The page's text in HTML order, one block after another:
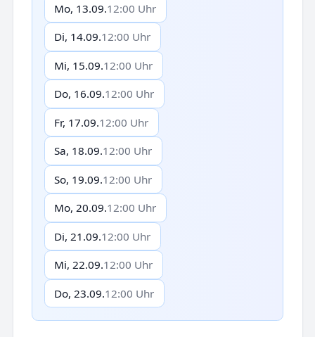
Mo, 13.09.12:00 Uhr
Di, 14.09.12:00 Uhr
Mi, 15.09.12:00 Uhr
Do, 16.09.12:00 Uhr
Fr, 17.09.12:00 Uhr
Sa, 18.09.12:00 Uhr
So, 19.09.12:00 Uhr
Mo, 20.09.12:00 Uhr
Di, 21.09.12:00 Uhr
Mi, 22.09.12:00 Uhr
Do, 23.09.12:00 Uhr